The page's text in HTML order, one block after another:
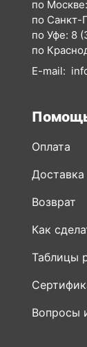
E-mail:
Доставка
Возврат
Как
Таблицы
Вопросы